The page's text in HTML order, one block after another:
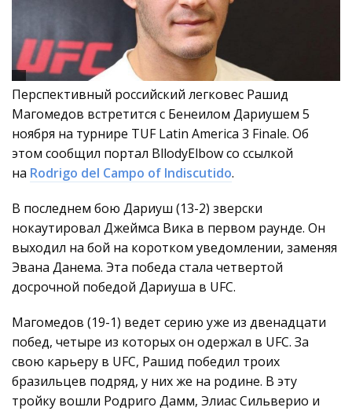
Перспективный российский легковес Рашид
Магомедов встретится с Бенеилом Дариушем 5
ноября на турнире TUF Latin America 3 Finale. Об
этом сообщил портал BllodyElbow со ссылкой
на Rodrigo del Campo of Indiscutido.
В последнем бою Дариуш (13-2) зверски
нокаутировал Джеймса Вика в первом раунде. Он
выходил на бой на коротком уведомлении, заменяя
Эвана Данема. Эта победа стала четвертой
досрочной победой Дариуша в UFC.
Магомедов (19-1) ведет серию уже из двенадцати
побед, четыре из которых он одержал в UFC. За
свою карьеру в UFC, Рашид победил троих
бразильцев подряд, у них же на родине. В эту
тройку вошли Родриго Дамм, Элиас Сильверио и